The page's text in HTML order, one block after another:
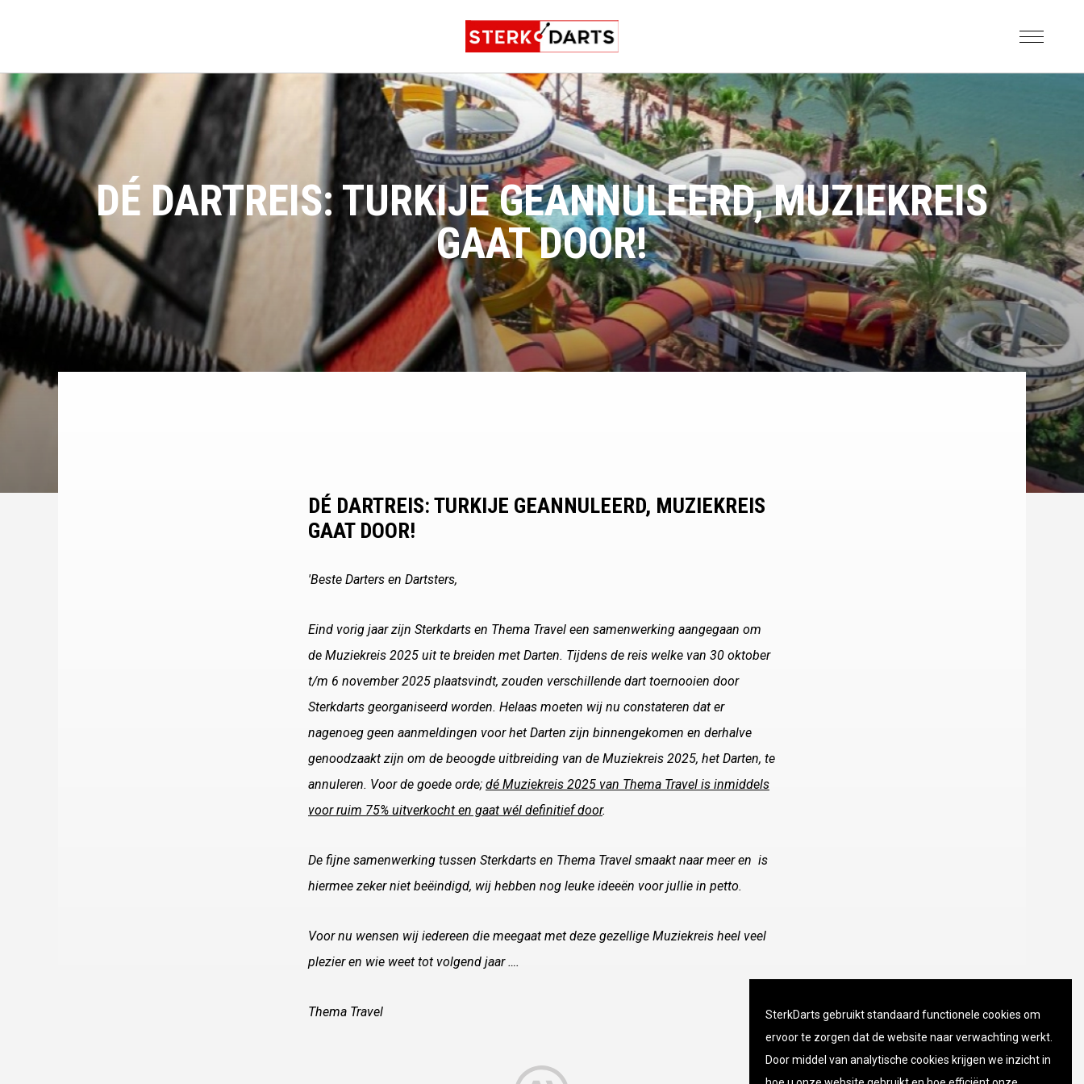
DÉ DARTREIS: TURKIJE GEANNULEERD, MUZIEKREIS
GAAT DOOR!
DÉ DARTREIS: TURKIJE GEANNULEERD, MUZIEKREIS
GAAT DOOR!
'Beste Darters en Dartsters,
Eind vorig jaar zijn Sterkdarts en Thema Travel een samenwerking aangegaan om
de Muziekreis 2025 uit te breiden met Darten. Tijdens de reis welke van 30 oktober
t/m 6 november 2025 plaatsvindt, zouden verschillende dart toernooien door
Sterkdarts georganiseerd worden. Helaas moeten wij nu constateren dat er
nagenoeg geen aanmeldingen voor het Darten zijn binnengekomen en derhalve
genoodzaakt zijn om de beoogde uitbreiding van de Muziekreis 2025, het Darten, te
annuleren. Voor de goede orde; dé Muziekreis 2025 van Thema Travel is inmiddels
voor ruim 75% uitverkocht en gaat wél definitief door.
De fijne samenwerking tussen Sterkdarts en Thema Travel smaakt naar meer en is
hiermee zeker niet beëindigd, wij hebben nog leuke ideeën voor jullie in petto.
Voor nu wensen wij iedereen die meegaat met deze gezellige Muziekreis heel veel
plezier en wie weet tot volgend jaar ….
Thema Travel
SterkDarts gebruikt standaard functionele cookies om
ervoor te zorgen dat de website naar verwachting werkt.
Door middel van analytische cookies krijgen we inzicht in